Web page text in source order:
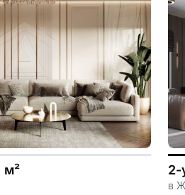
м² 2-
в